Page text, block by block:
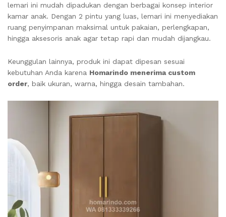
lemari ini mudah dipadukan dengan berbagai konsep interior
kamar anak. Dengan 2 pintu yang luas, lemari ini menyediakan
ruang penyimpanan maksimal untuk pakaian, perlengkapan,
hingga aksesoris anak agar tetap rapi dan mudah dijangkau.
Keunggulan lainnya, produk ini dapat dipesan sesuai
kebutuhan Anda karena Homarindo menerima custom
order, baik ukuran, warna, hingga desain tambahan.